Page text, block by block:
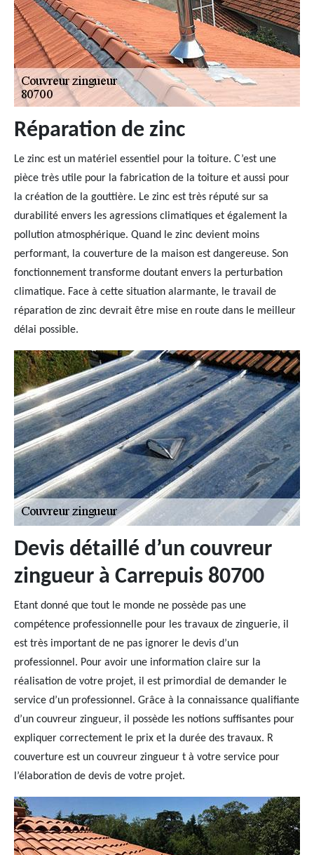
Réparation de zinc
Le zinc est un matériel essentiel pour la toiture. C’est une
pièce très utile pour la fabrication de la toiture et aussi pour
la création de la gouttière. Le zinc est très réputé sur sa
durabilité envers les agressions climatiques et également la
pollution atmosphérique. Quand le zinc devient moins
performant, la couverture de la maison est dangereuse. Son
fonctionnement transforme doutant envers la perturbation
climatique. Face à cette situation alarmante, le travail de
réparation de zinc devrait être mise en route dans le meilleur
délai possible.
Devis détaillé d’un couvreur
zingueur à Carrepuis 80700
Etant donné que tout le monde ne possède pas une
compétence professionnelle pour les travaux de zinguerie, il
est très important de ne pas ignorer le devis d’un
professionnel. Pour avoir une information claire sur la
réalisation de votre projet, il est primordial de demander le
service d’un professionnel. Grâce à la connaissance qualifiante
d’un couvreur zingueur, il possède les notions suffisantes pour
expliquer correctement le prix et la durée des travaux. R
couverture est un couvreur zingueur t à votre service pour
l’élaboration de devis de votre projet.